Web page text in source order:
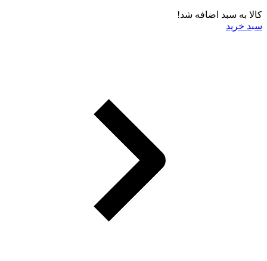
کالا به سبد اضافه شد!
سبد خرید